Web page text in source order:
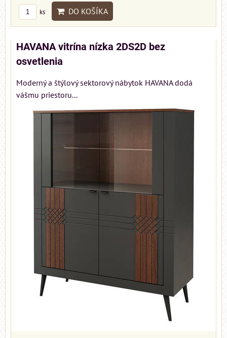
ks DO KOŠÍKA
HAVANA vitrína nízka 2DS2D bez
osvetlenia
Moderný a štýlový sektorový nábytok HAVANA dodá
vášmu priestoru...